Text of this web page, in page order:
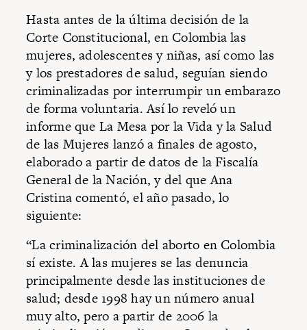
Hasta antes de la última decisión de la
Corte Constitucional, en Colombia las
mujeres, adolescentes y niñas, así como las
y los prestadores de salud, seguían siendo
criminalizadas por interrumpir un embarazo
de forma voluntaria. Así lo reveló un
informe que La Mesa por la Vida y la Salud
de las Mujeres lanzó a finales de agosto,
elaborado a partir de datos de la Fiscalía
General de la Nación, y del que Ana
Cristina comentó, el año pasado, lo
siguiente:
“La criminalización del aborto en Colombia
sí existe. A las mujeres se las denuncia
principalmente desde las instituciones de
salud; desde 1998 hay un número anual
muy alto, pero a partir de 2006 la